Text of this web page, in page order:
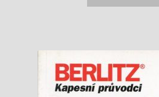
5,15 €.